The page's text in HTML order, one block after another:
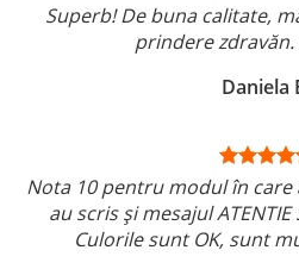
Superb! De buna calitate,
prindere zdravăn.
Daniela
Nota 10 pentru modul în
au scris și mesajul
Culorile sunt OK, sunt